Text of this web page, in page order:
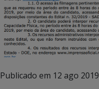
Publicado em 12 ago 2019